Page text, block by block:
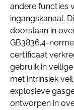
andere functies
ingangskanaal.
doorstaan ​​in
GB3836.4-
certificaat
gebruik in
met intrinsiek
explosieve
ontworpen in